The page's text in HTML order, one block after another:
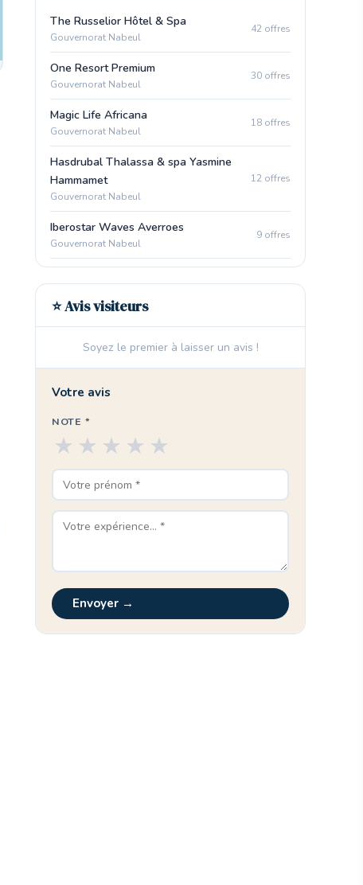
The Russelior Hôtel & Spa
Gouvernorat Nabeul
42 offres
One Resort Premium
Gouvernorat Nabeul
30 offres
Magic Life Africana
Gouvernorat Nabeul
18 offres
Hasdrubal Thalassa & spa Yasmine
Hammamet
Gouvernorat Nabeul
12 offres
Iberostar Waves Averroes
Gouvernorat Nabeul
9 offres
⭐ Avis visiteurs
Soyez le premier à laisser un avis !
Votre avis
NOTE *
★
★
★
★
★
Envoyer →